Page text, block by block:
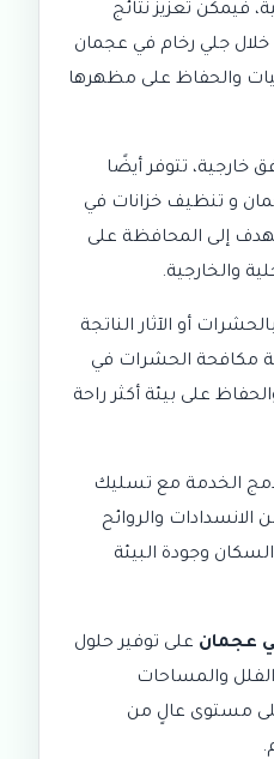
فيمكن تعزيز نتائج
جلي رخام في عجمان
والحفاظ على مظهرها
خارجية، تتوفر أيضًا
و تنظيف خزانات في
إلى المحافظة على
والخارجية.
أو الآثار الناتجة
مكافحة الحشرات في
على بيئة أكثر راحة
الخدمة مع تسليك
والروائح
وجودة البيئة
عجمان على توفير حلول
والمساحات
مستوى عالٍ من